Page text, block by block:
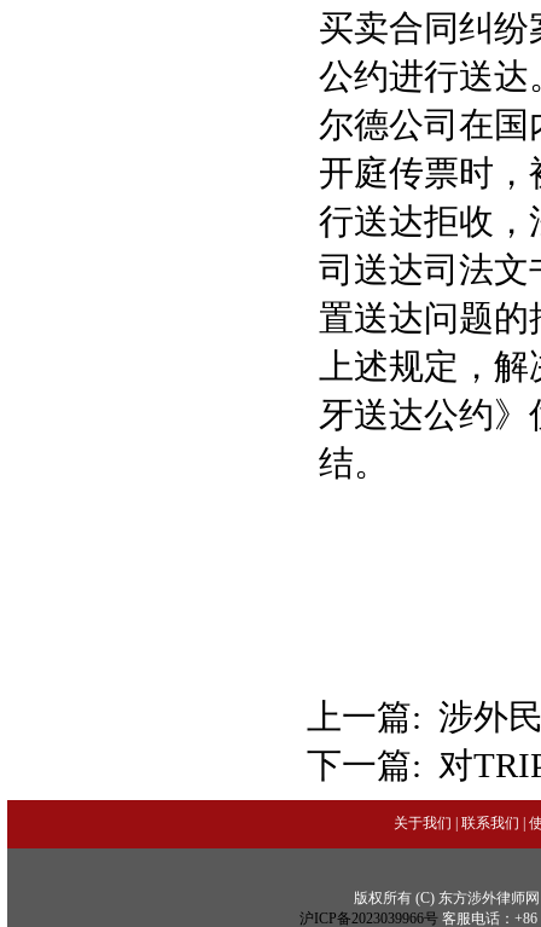
买卖合同纠
公约进行送达
尔德公司在
开庭传票时
行送达拒收，
司送达司法文
置送达问题
上述规定，
牙送达公约
结。
上一篇: 涉外
下一篇: 对
关于我们 联系我们
版权所有 (C) 东方涉外律师网
沪ICP备2023039966号客服电话：+86